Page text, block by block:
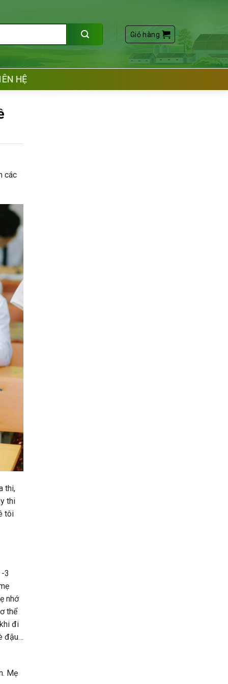
Giỏ hàng
HỆ
các
thi,
thi
tôi
3
nhớ
thể
đi
đậu…
Mẹ